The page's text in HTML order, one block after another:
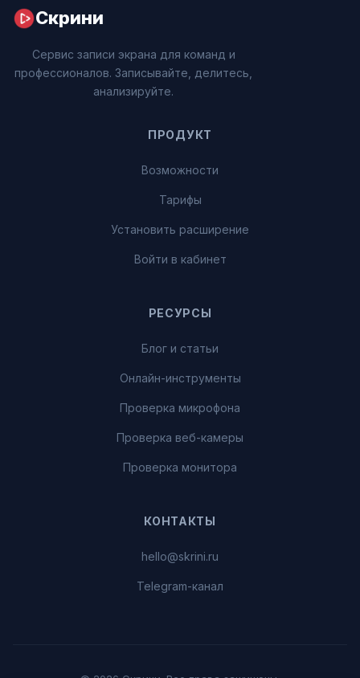
Скрини
Сервис записи экрана для команд и
профессионалов. Записывайте, делитесь,
анализируйте.
ПРОДУКТ
Возможности
Тарифы
Установить расширение
Войти в кабинет
РЕСУРСЫ
Блог и статьи
Онлайн-инструменты
Проверка микрофона
Проверка веб-камеры
Проверка монитора
КОНТАКТЫ
hello@skrini.ru
Telegram-канал